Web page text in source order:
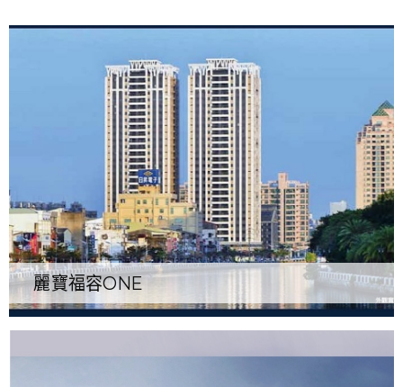
麗寶福容ONE